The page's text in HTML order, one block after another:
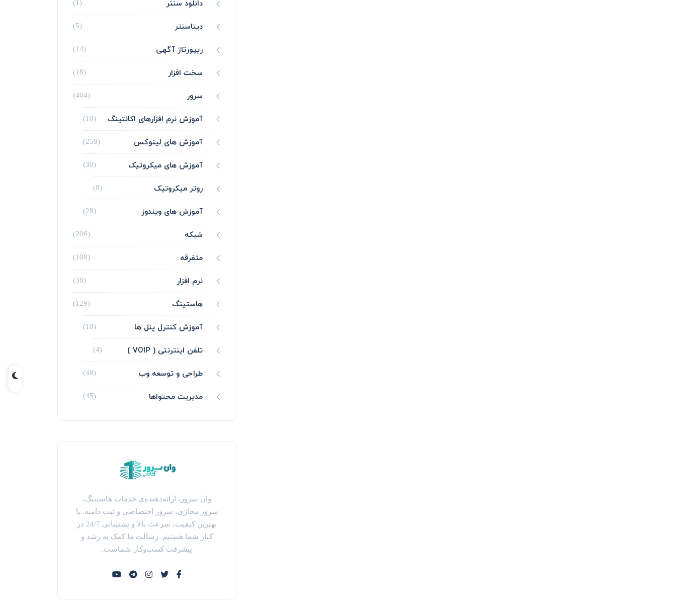
دانلود سنتر (1)
دیتاسنتر (5)
ریپورتاژ آگهی (14)
سخت افزار (18)
سرور (404)
آموزش نرم افزارهای اکانتینگ (10)
آموزش های لینوکس (259)
آموزش های میکروتیک (30)
روتر میکروتیک (8)
آموزش های ویندوز (28)
شبکه (206)
متفرقه (108)
نرم افزار (38)
هاستینگ (129)
آموزش کنترل پنل ها (18)
تلفن اینترنتی ( VOIP ) (4)
طراحی و توسعه وب (48)
مدیریت محتواها (45)
وان سرور، ارائه‌دهنده‌ی خدمات هاستینگ،
سرور مجازی، سرور اختصاصی و ثبت دامنه. با
بهترین کیفیت، سرعت بالا و پشتیبانی 24/7 در
کنار شما هستیم. رسالت ما کمک به رشد و
پیشرفت کسب‌وکار شماست.